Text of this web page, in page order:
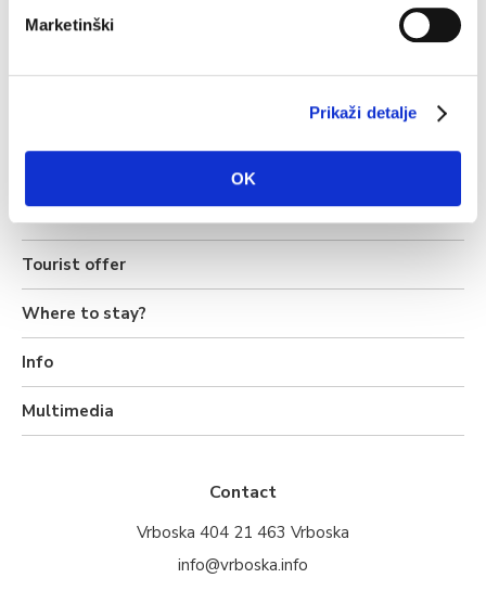
Marketinški
Prikaži detalje
OK
Sat
Sun
Mon
Tourist offer
Where to stay?
Info
Multimedia
Contact
Vrboska 404 21 463 Vrboska
info@vrboska.info